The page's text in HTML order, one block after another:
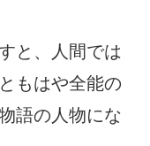
と、人間では
もはや全能の
語の人物にな